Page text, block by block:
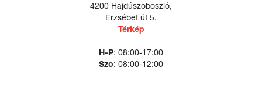
4200 Hajdúszoboszló,
Erzsébet út 5.
Térkép
H-P: 08:00-17:00
Szo: 08:00-12:00